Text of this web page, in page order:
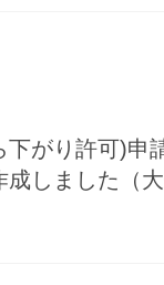
がり許可)申
しました（